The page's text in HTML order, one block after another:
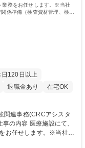
業務をお任せします。※当社
係準備（検査資材管理、検体
120日以上
退職金あり
在宅OK
お任せします。※当社提
検査関係準備（検査資